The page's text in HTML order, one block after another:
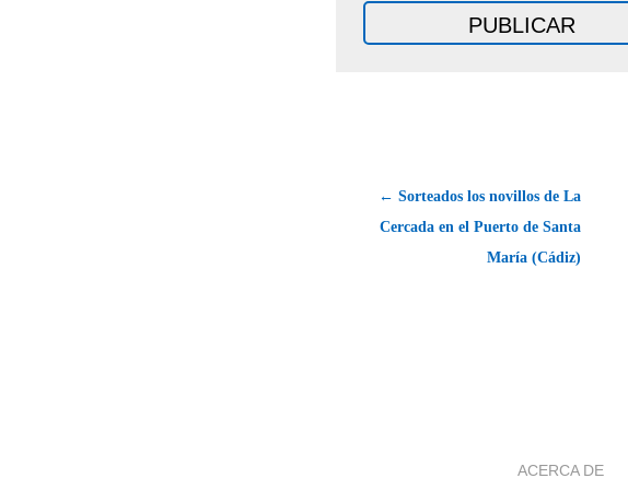
← Sorteados los novillos de La
Cercada en el Puerto de Santa
María (Cádiz)
ACERCA DE